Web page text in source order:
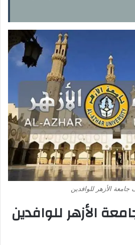
الأزهر للوافدين
الأزهر للوافدين